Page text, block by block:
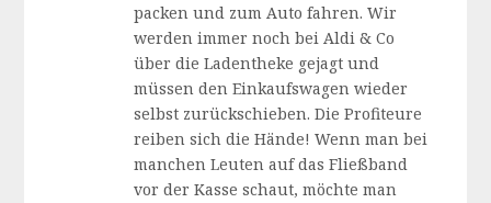
packen und zum Auto fahren. Wir
werden immer noch bei Aldi & Co
über die Ladentheke gejagt und
müssen den Einkaufswagen wieder
selbst zurückschieben. Die Profiteure
reiben sich die Hände! Wenn man bei
manchen Leuten auf das Fließband
vor der Kasse schaut, möchte man